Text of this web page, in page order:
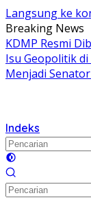
Langsung ke
Breaking News
KDMP Resmi
Isu Geopolitik di
Menjadi Senator
Indeks